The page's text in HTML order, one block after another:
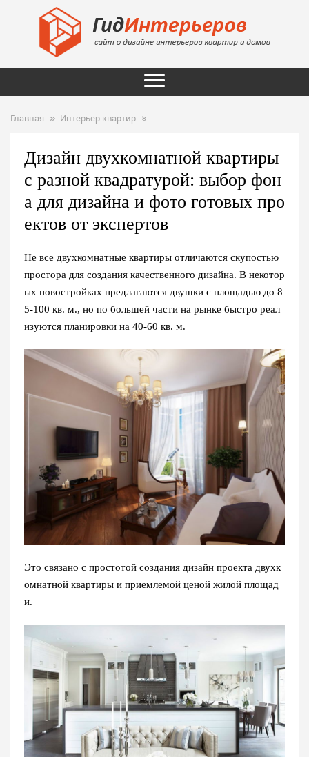
Главная Интерьер квартир
Дизайн двухкомнатной квартиры
с разной квадратурой: выбор фон
а для дизайна и фото готовых про
ектов от экспертов
Не все двухкомнатные квартиры отличаются скупостью
простора для создания качественного дизайна. В некотор
ых новостройках предлагаются двушки с площадью до 8
5-100 кв. м., но по большей части на рынке быстро реал
изуются планировки на 40-60 кв. м.
Это связано с простотой создания дизайн проекта двухк
омнатной квартиры и приемлемой ценой жилой площад
и.